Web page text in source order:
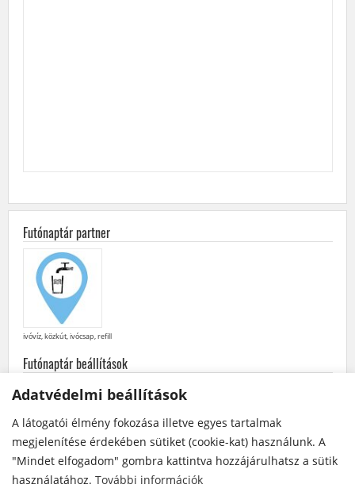
Futónaptár partner
ivóvíz, közkút, ivócsap, refill
Futónaptár beállítások
minden futás · futóversenyek közösségi
Futónaptár a Facebook-on
Adatvédelmi beállítások
A látogatói élmény fokozása illetve egyes tartalmak
megjelenítése érdekében sütiket (cookie-kat) használunk. A
"Mindet elfogadom" gombra kattintva hozzájárulhatsz a sütik
használatához. További információk